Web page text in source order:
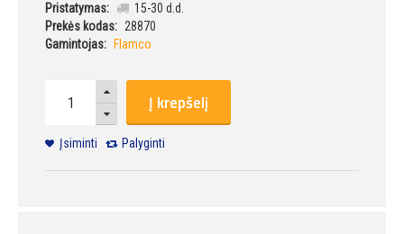
Pristatymas:
15-30 d.d.
Prekės kodas: 28870
Gamintojas:
Flamco
Į krepšelį
Įsiminti Palyginti